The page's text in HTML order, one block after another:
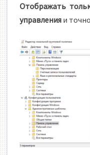
Отображать
управления и